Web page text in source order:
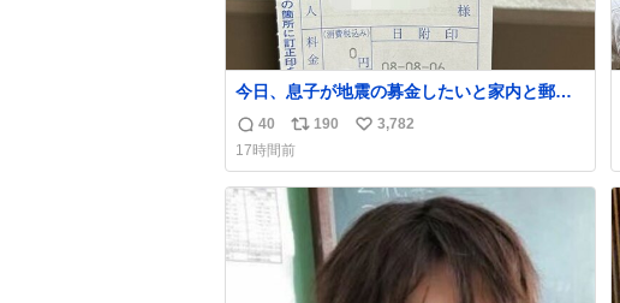
今日、息子が地震の募金したいと家内と郵便
局に行ったみたいです。おもちゃとか買う選
択肢もあったと思うけど、自分で貯めてた2万
円を役に立てて欲しい、みんなも元気になっ
て欲しいと。家内も一緒に募金したので、自
分も何かできたらなぁと思いました。
返
信
数
40
リ
ポ
ス
ト
数
190
い
ね
数
3,782
17時間前